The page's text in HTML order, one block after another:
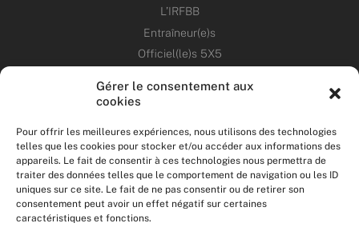
Gérer le consentement aux
cookies
Pour offrir les meilleures expériences, nous utilisons des technologies
telles que les cookies pour stocker et/ou accéder aux informations des
appareils. Le fait de consentir à ces technologies nous permettra de
traiter des données telles que le comportement de navigation ou les ID
uniques sur ce site. Le fait de ne pas consentir ou de retirer son
consentement peut avoir un effet négatif sur certaines
caractéristiques et fonctions.
L’IRFBB
Entraîneur(e)s
Officiel(le)s 5X5
ANNONCES
ÉVÉNEMENTS